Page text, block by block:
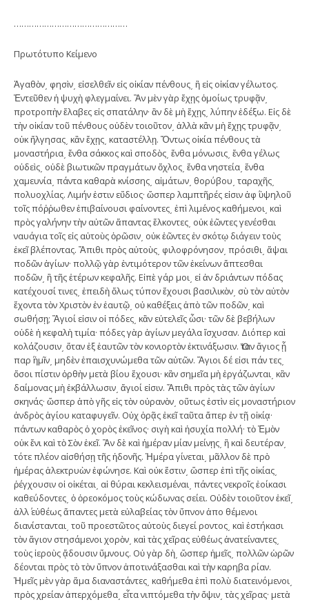
………………………………………
Πρωτότυπο Κείμενο
Ἀγαθὸν͵ φησὶν͵ εἰσελθεῖν εἰς οἰκίαν πένθους͵ ἢ εἰς οἰκίαν γέλωτος.
Ἐντεῦθεν ἡ ψυχὴ φλεγμαίνει. Ἂν μὲν γὰρ ἔχῃς ὁμοίως τρυφᾷν͵
προτροπὴν ἔλαβες εἰς σπατάλην· ἂν δὲ μὴ ἔχῃς͵ λύπην ἐδέξω. Εἰς δὲ
τὴν οἰκίαν τοῦ πένθους οὐδὲν τοιοῦτον͵ ἀλλὰ κἂν μὴ ἔχῃς τρυφᾷν͵
οὐκ ἤλγησας͵ κἂν ἔχῃς͵ καταστέλλῃ. Ὄντως οἰκία πένθους τὰ
μοναστήρια͵ ἔνθα σάκκος καὶ σποδὸς͵ ἔνθα μόνωσις͵ ἔνθα γέλως
οὐδεὶς͵ οὐδὲ βιωτικῶν πραγμάτων ὄχλος͵ ἔνθα νηστεία͵ ἔνθα
χαμευνία͵ πάντα καθαρὰ κνίσσης͵ αἱμάτων͵ θορύβου͵ ταραχῆς͵
πολυοχλίας. Λιμήν ἐστιν εὔδιος· ὥσπερ λαμπτῆρές εἰσιν ἀφ΄ ὑψηλοῦ
τοῖς πόῤῥωθεν ἐπιβαίνουσι φαίνοντες͵ ἐπὶ λιμένος καθήμενοι͵ καὶ
πρὸς γαλήνην τὴν αὐτῶν ἅπαντας ἕλκοντες͵ οὐκ ἐῶντες γενέσθαι
ναυάγια τοῖς εἰς αὐτοὺς ὁρῶσιν͵ οὐκ ἐῶντες ἐν σκότῳ διάγειν τοὺς
ἐκεῖ βλέποντας. Ἄπιθι πρὸς αὐτοὺς͵ φιλοφρόνησον͵ πρόσιθι͵ ἅψαι
ποδῶν ἁγίων· πολλῷ γὰρ ἐντιμότερον τῶν ἐκείνων ἅπτεσθαι
ποδῶν͵ ἢ τῆς ἑτέρων κεφαλῆς. Εἰπὲ γάρ μοι͵ εἰ ἀν δριάντων πόδας
κατέχουσί τινες͵ ἐπειδὴ ὅλως τύπον ἔχουσι βασιλικὸν͵ σὺ τὸν αὐτὸν
ἔχοντα τὸν Χριστὸν ἐν ἑαυτῷ͵ οὐ καθέξεις ἀπὸ τῶν ποδῶν͵ καὶ
σωθήσῃ; Ἅγιοί εἰσιν οἱ πόδες͵ κἂν εὐτελεῖς ὦσι· τῶν δὲ βεβήλων
οὐδὲ ἡ κεφαλὴ τιμία· πόδες γὰρ ἁγίων μεγάλα ἴσχυσαν. Διόπερ καὶ
κολάζουσιν͵ ὅταν ἐξ ἑαυτῶν τὸν κονιορτὸν ἐκτινάξωσιν. Ὅταν ἅγιος ᾖ
παρ΄ ἡμῖν͵ μηδὲν ἐπαισχυνώμεθα τῶν αὐτῶν. Ἅγιοι δέ εἰσι πάν τες͵
ὅσοι πίστιν ὀρθὴν μετὰ βίου ἔχουσι· κἂν σημεῖα μὴ ἐργάζωνται͵ κἂν
δαίμονας μὴ ἐκβάλλωσιν͵ ἅγιοί εἰσιν. Ἄπιθι πρὸς τὰς τῶν ἁγίων
σκηνάς· ὥσπερ ἀπὸ γῆς εἰς τὸν οὐρανὸν͵ οὕτως ἐστὶν εἰς μοναστήριον
ἀνδρὸς ἁγίου καταφυγεῖν. Οὐχ ὁρᾷς ἐκεῖ ταῦτα ἅπερ ἐν τῇ οἰκίᾳ·
πάντων καθαρὸς ὁ χορὸς ἐκεῖνος· σιγὴ καὶ ἡσυχία πολλή· τὸ Ἐμὸν
οὐκ ἔνι καὶ τὸ Σὸν ἐκεῖ. Ἂν δὲ καὶ ἡμέραν μίαν μείνῃς͵ ἢ καὶ δευτέραν͵
τότε πλέον αἰσθήσῃ τῆς ἡδονῆς. Ἡμέρα γίνεται͵ μᾶλλον δὲ πρὸ
ἡμέρας ἀλεκτρυὼν ἐφώνησε. Καὶ οὐκ ἔστιν͵ ὥσπερ ἐπὶ τῆς οἰκίας͵
ῥέγχουσιν οἱ οἰκέται͵ αἱ θύραι κεκλεισμέναι͵ πάντες νεκροῖς ἐοίκασι
καθεύδοντες͵ ὁ ὀρεοκόμος τοὺς κώδωνας σείει. Οὐδὲν τοιοῦτον ἐκεῖ͵
ἀλλ΄ εὐθέως ἅπαντες μετὰ εὐλαβείας τὸν ὕπνον ἀπο θέμενοι
διανίστανται͵ τοῦ προεστῶτος αὐτοὺς διεγεί ροντος͵ καὶ ἑστήκασι
τὸν ἅγιον στησάμενοι χορὸν͵ καὶ τὰς χεῖρας εὐθέως ἀνατείναντες͵
τοὺς ἱεροὺς ᾄδουσιν ὕμνους. Οὐ γὰρ δὴ͵ ὥσπερ ἡμεῖς͵ πολλῶν ὡρῶν
δέονται πρὸς τὸ τὸν ὕπνον ἀποτινάξασθαι καὶ τὴν καρηβα ρίαν.
Ἡμεῖς μὲν γὰρ ἅμα διαναστάντες͵ καθήμεθα ἐπὶ πολὺ διατεινόμενοι͵
πρὸς χρείαν ἀπερχόμεθα͵ εἶτα νιπτόμεθα τὴν ὄψιν͵ τὰς χεῖρας· μετὰ